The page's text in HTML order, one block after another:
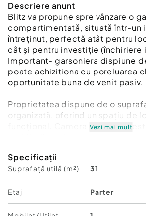
Descriere anunt
Blitz va propune spre vânzare o
compartimentată, situată într-un
întreținut, perfectă atât pentru
cât și pentru investiție (închiriere
Important- garsoniera dispiune
poate achizitiona cu poreluarea
oportunitate buna de venit pasiv.
Proprietatea dispune de o
organizată, oferind un spațiu de
funcțional. Camera principală
relaxare sau dining.
Bucătăria este separată,
utilată, echipată cu aragaz,
de spălat rufe și spații suficiente
De asemenea, beneficiază de
Vezi mai mult
Specificații
Suprafață utilă (m²) 31
Etaj Parter